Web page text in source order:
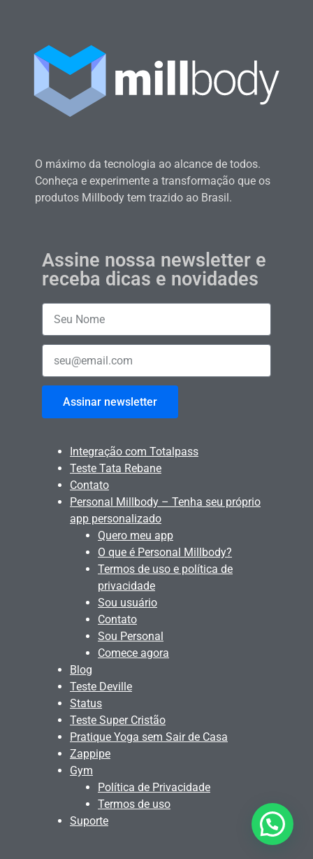
O máximo da tecnologia ao alcance de todos.
Conheça e experimente a transformação que os
produtos Millbody tem trazido ao Brasil.
Assine nossa newsletter e
receba dicas e novidades
Assinar newsletter
Integração com Totalpass
Teste Tata Rebane
Contato
Personal Millbody – Tenha seu próprio
app personalizado
Quero meu app
O que é Personal Millbody?
Termos de uso e política de
privacidade
Sou usuário
Contato
Sou Personal
Comece agora
Blog
Teste Deville
Status
Teste Super Cristão
Pratique Yoga sem Sair de Casa
Zappipe
Gym
Política de Privacidade
Termos de uso
Suporte